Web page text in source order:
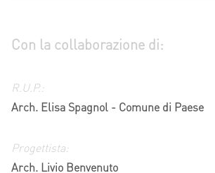
Con la collaborazione di:
R.U.P.:
Arch. Elisa Spagnol - Comune di Paese
Progettista:
Arch. Livio Benvenuto